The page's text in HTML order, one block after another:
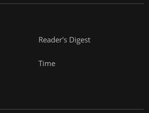
Reader's Digest
Time